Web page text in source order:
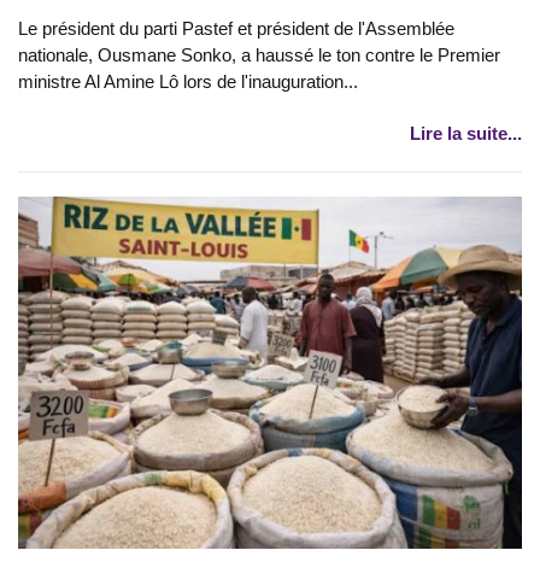
Le président du parti Pastef et président de l'Assemblée
nationale, Ousmane Sonko, a haussé le ton contre le Premier
ministre Al Amine Lô lors de l'inauguration...
Lire la suite...